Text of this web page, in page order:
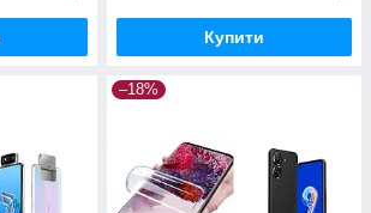
Купити
–18%